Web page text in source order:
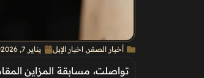
أخبار الصقر, اخبار الإبل يناير 7, 2026